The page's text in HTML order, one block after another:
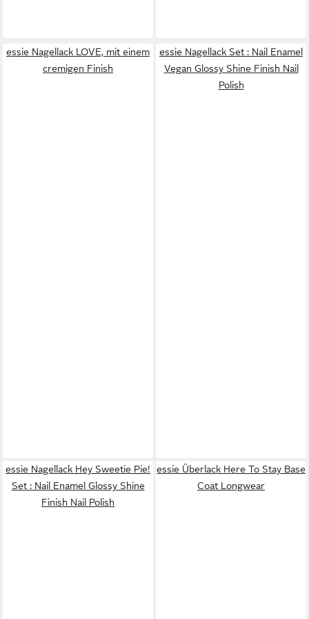
essie Nagellack LOVE, mit einem
cremigen Finish
essie Nagellack Set : Nail Enamel
Vegan Glossy Shine Finish Nail
Polish
essie Nagellack Hey Sweetie Pie!
Set : Nail Enamel Glossy Shine
Finish Nail Polish
essie Überlack Here To Stay Base
Coat Longwear